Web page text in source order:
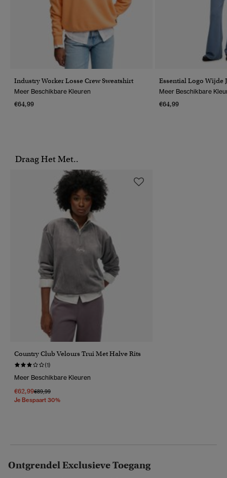
Industry Worker Losse Crew Sweatshirt
Meer Beschikbare Kleuren
€64,99
Essential Logo Wijde
Meer Beschikbare
€64,99
Draag Het Met..
Country Club Velours Trui Met Halve Rits
(1)
Meer Beschikbare Kleuren
€62,99Prijs Verlaagd Van
€89,99Naar
Je Bespaart 30%
Ontgrendel Exclusieve Toegang